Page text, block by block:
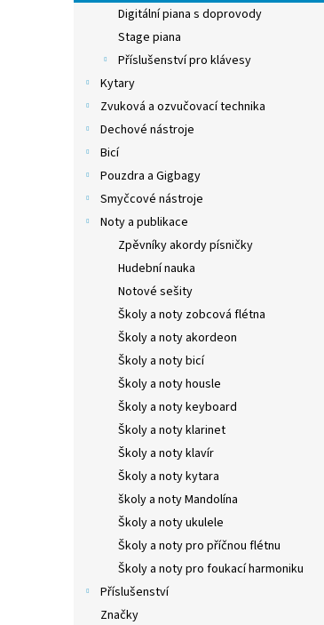
n
Digitální piana s doprovody
Stage piana
Příslušenství pro klávesy
Kytary
Zvuková a ozvučovací technika
Dechové nástroje
Bicí
Pouzdra a Gigbagy
Smyčcové nástroje
Noty a publikace
Zpěvníky akordy písničky
Hudební nauka
Notové sešity
Školy a noty zobcová flétna
Školy a noty akordeon
Školy a noty bicí
Školy a noty housle
Školy a noty keyboard
Školy a noty klarinet
Školy a noty klavír
Školy a noty kytara
školy a noty Mandolína
Školy a noty ukulele
Školy a noty pro příčnou flétnu
Školy a noty pro foukací harmoniku
Příslušenství
Značky